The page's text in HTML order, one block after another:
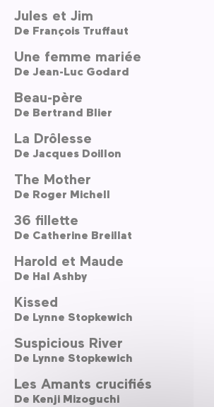
Jules et Jim
De François Truffaut
Une femme mariée
De Jean-Luc Godard
Beau-père
De Bertrand Blier
La Drôlesse
De Jacques Doillon
The Mother
De Roger Michell
36 fillette
De Catherine Breillat
Harold et Maude
De Hal Ashby
Kissed
De Lynne Stopkewich
Suspicious River
De Lynne Stopkewich
Les Amants crucifiés
De Kenji Mizoguchi